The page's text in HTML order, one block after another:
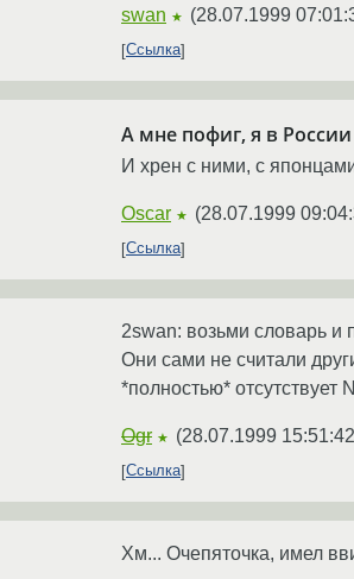
swan ★ (28.07.1999
Ссылка
А мне пофиг, я в
И хрен с ними, с
Oscar ★ (28.07.1999
Ссылка
2swan: возьми словарь и
Они сами не считали
*полностью* отсутствует
Ogr ★ (28.07.1999
Ссылка
Хм... Очепяточка, имел